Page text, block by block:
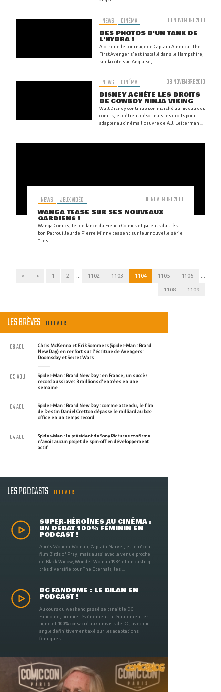
NEWS CINÉMA 08 NOVEMBRE 2010
DES PHOTOS D'UN TANK DE
L'HYDRA !
Alors que le tournage de Captain America : The
First Avenger s'est installé dans le Hampshire,
sur la côte sud Anglaise, ...
NEWS CINÉMA 08 NOVEMBRE 2010
DISNEY ACHÈTE LES DROITS
DE COWBOY NINJA VIKING
Walt Disney continue son marché au niveau des
comics, et détient désormais les droits pour
adapter au cinéma l'oeuvre de A.J. Leiberman ...
NEWS JEUX VIDÉO 08 NOVEMBRE 2010
WANGA TEASE SUR SES NOUVEAUX
GARDIENS !
Wanga Comics, fer de lance du French Comics et parents du très
bon Patrouilleur de Pierre Minne teasent sur leur nouvelle série
"Les ...
< > 1 2 1102 1103 1104 1105 1106
1108 1109
LES BRÈVES TOUT VOIR
Chris McKenna et Erik Sommers (Spider-Man : Brand
New Day) en renfort sur l'écriture de Avengers :
Doomsday et Secret Wars
06 AOU
Spider-Man : Brand New Day : en France, un succès
record aussi avec 3 millions d'entrées en une
semaine
05 AOU
Spider-Man : Brand New Day : comme attendu, le film
de Destin Daniel Cretton dépasse le milliard au box-
office en un temps record
04 AOU
Spider-Man : le président de Sony Pictures confirme
n'avoir aucun projet de spin-off en développement
actif
04 AOU
LES PODCASTS TOUT VOIR
SUPER-HÉROÏNES AU CINÉMA :
UN DÉBAT 100% FÉMININ EN
PODCAST !
Après Wonder Woman, Captain Marvel, et le récent
film Birds of Prey, mais aussi avec la venue proche
de Black Widow, Wonder Woman 1984 et un casting
très diversifié pour The Eternals, les ...
DC FANDOME : LE BILAN EN
PODCAST !
Au cours du weekend passé se tenait le DC
Fandome, premier évènement intégralement en
ligne et 100% consacré aux univers de DC, avec un
angle définitivement axé sur les adaptations
filmiques ...